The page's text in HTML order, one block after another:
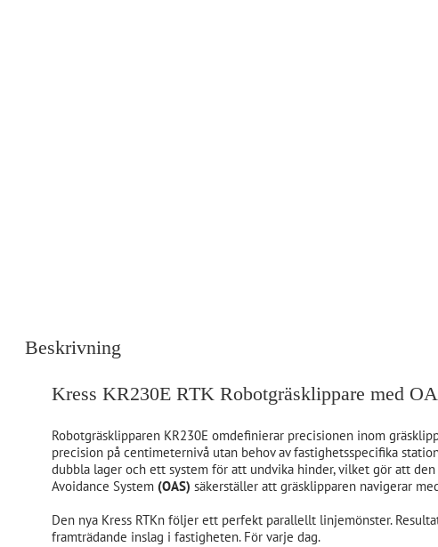
Beskrivning
Kress KR230E RTK Robotgräsklippare med
Robotgräsklipparen KR230E omdefinierar precisionen inom
precision på centimeternivå utan behov av fastighetsspecifika
dubbla lager och ett system för att undvika hinder, vilket gör att
Avoidance System (OAS) säkerställer att gräsklipparen navigerar
Den nya Kress RTKn följer ett perfekt parallellt linjemönster.
framträdande inslag i fastigheten. För varje dag.